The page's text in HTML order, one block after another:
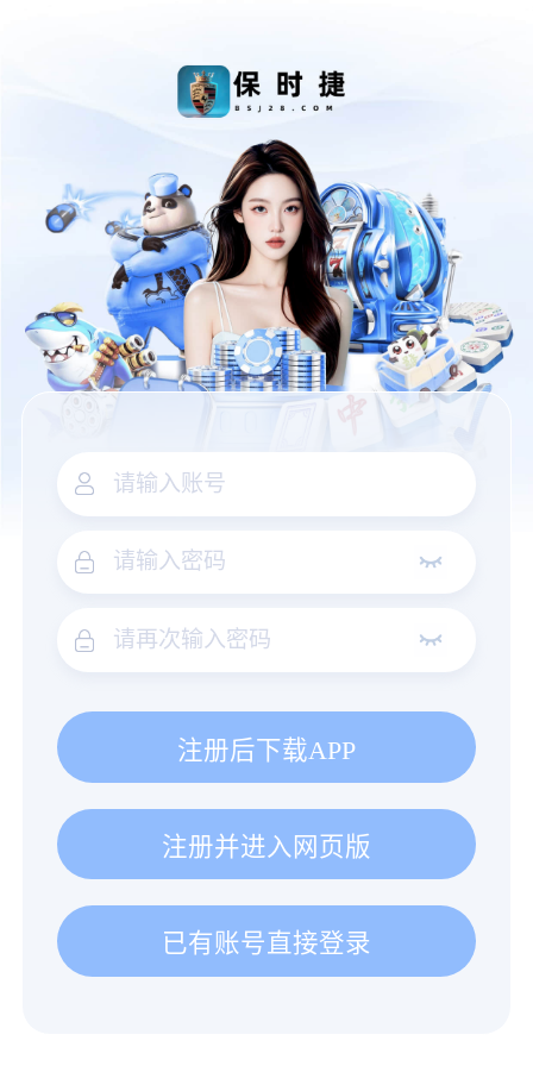
注册后下载APP
注册并进入网页版
已有账号直接登录